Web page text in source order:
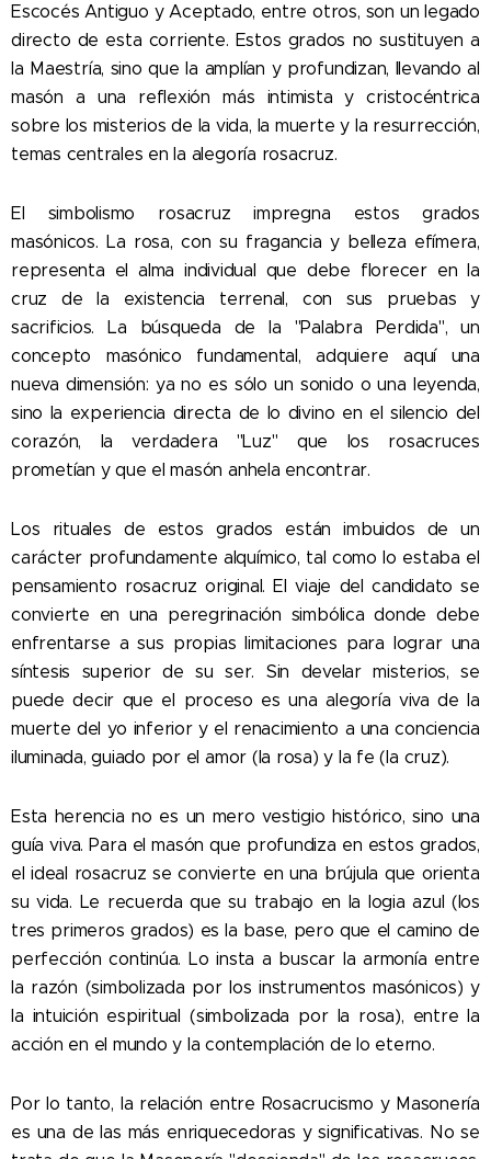
Escocés Antiguo y Aceptado, entre otros, son un legado
directo de esta corriente. Estos grados no sustituyen a
la Maestría, sino que la amplían y profundizan, llevando al
masón a una reflexión más intimista y cristocéntrica
sobre los misterios de la vida, la muerte y la resurrección,
temas centrales en la alegoría rosacruz.
El simbolismo rosacruz impregna estos grados
masónicos. La rosa, con su fragancia y belleza efímera,
representa el alma individual que debe florecer en la
cruz de la existencia terrenal, con sus pruebas y
sacrificios. La búsqueda de la "Palabra Perdida", un
concepto masónico fundamental, adquiere aquí una
nueva dimensión: ya no es sólo un sonido o una leyenda,
sino la experiencia directa de lo divino en el silencio del
corazón, la verdadera "Luz" que los rosacruces
prometían y que el masón anhela encontrar.
Los rituales de estos grados están imbuidos de un
carácter profundamente alquímico, tal como lo estaba el
pensamiento rosacruz original. El viaje del candidato se
convierte en una peregrinación simbólica donde debe
enfrentarse a sus propias limitaciones para lograr una
síntesis superior de su ser. Sin develar misterios, se
puede decir que el proceso es una alegoría viva de la
muerte del yo inferior y el renacimiento a una conciencia
iluminada, guiado por el amor (la rosa) y la fe (la cruz).
Esta herencia no es un mero vestigio histórico, sino una
guía viva. Para el masón que profundiza en estos grados,
el ideal rosacruz se convierte en una brújula que orienta
su vida. Le recuerda que su trabajo en la logia azul (los
tres primeros grados) es la base, pero que el camino de
perfección continúa. Lo insta a buscar la armonía entre
la razón (simbolizada por los instrumentos masónicos) y
la intuición espiritual (simbolizada por la rosa), entre la
acción en el mundo y la contemplación de lo eterno.
Por lo tanto, la relación entre Rosacrucismo y Masonería
es una de las más enriquecedoras y significativas. No se